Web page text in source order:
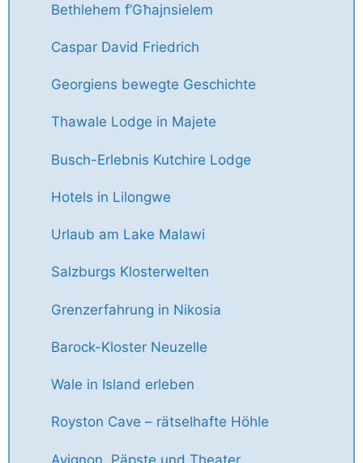
Bethlehem f’Għajnsielem
Caspar David Friedrich
Georgiens bewegte Geschichte
Thawale Lodge in Majete
Busch-Erlebnis Kutchire Lodge
Hotels in Lilongwe
Urlaub am Lake Malawi
Salzburgs Klosterwelten
Grenzerfahrung in Nikosia
Barock-Kloster Neuzelle
Wale in Island erleben
Royston Cave – rätselhafte Höhle
Avignon, Päpste und Theater